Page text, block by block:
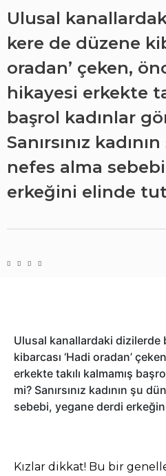
Ulusal
kere de düzene
oradan’ çeken,
hikayesi erkekte
başrol kadınlar
Sanırsınız
nefes alma
erkeğini elinde
Ulusal kanallardaki dizilerde
kibarcası ‘Hadi oradan’
erkekte takılı kalmamış
mi? Sanırsınız kadının şu
sebebi, yegane derdi
Kızlar dikkat! Bu bir